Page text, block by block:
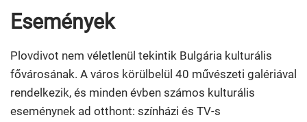
Események
Plovdivot nem véletlenül tekintik Bulgária kulturális
fővárosának. A város körülbelül 40 művészeti galériával
rendelkezik, és minden évben számos kulturális
eseménynek ad otthont: színházi és TV-s